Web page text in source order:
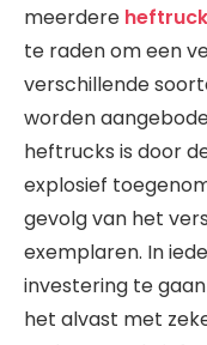
meerdere
te raden om een
verschillende
worden
heftrucks is door
explosief
gevolg van het
exemplaren. In
investering te
het alvast met